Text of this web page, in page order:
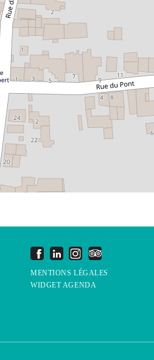
MENTIONS LÉGALES
WIDGET AGENDA